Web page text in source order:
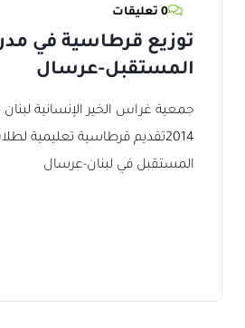
0 تعليقات
توزيع قرطاسية في
المستقبل-عرسال
جمعية غراس الخير الإنسانية
2014تقديم قرطاسية تعليمية
المستقبل في لبنان-عرسال